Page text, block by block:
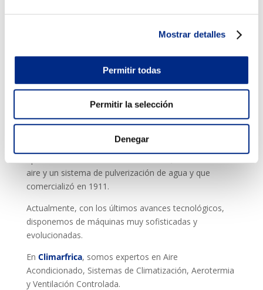
Mostrar detalles
Permitir todas
Permitir la selección
Denegar
algo parecido a lo que conocemos actualmente como
aire acondicionado. Consistía en un sistema frigorífico
hermético en el que se absorbía el calor del ambiente,
Pero a quien se le considera el inventor del aire
es Willis Haviland Carrier, quien en 1904, creó un
aire y un sistema de pulverización de agua y que
comercializó en 1911.
Actualmente, con los últimos avances tecnológicos,
disponemos de máquinas muy sofisticadas y
evolucionadas.
En Climarfrica, somos expertos en Aire
Acondicionado, Sistemas de Climatización, Aerotermia
y Ventilación Controlada.